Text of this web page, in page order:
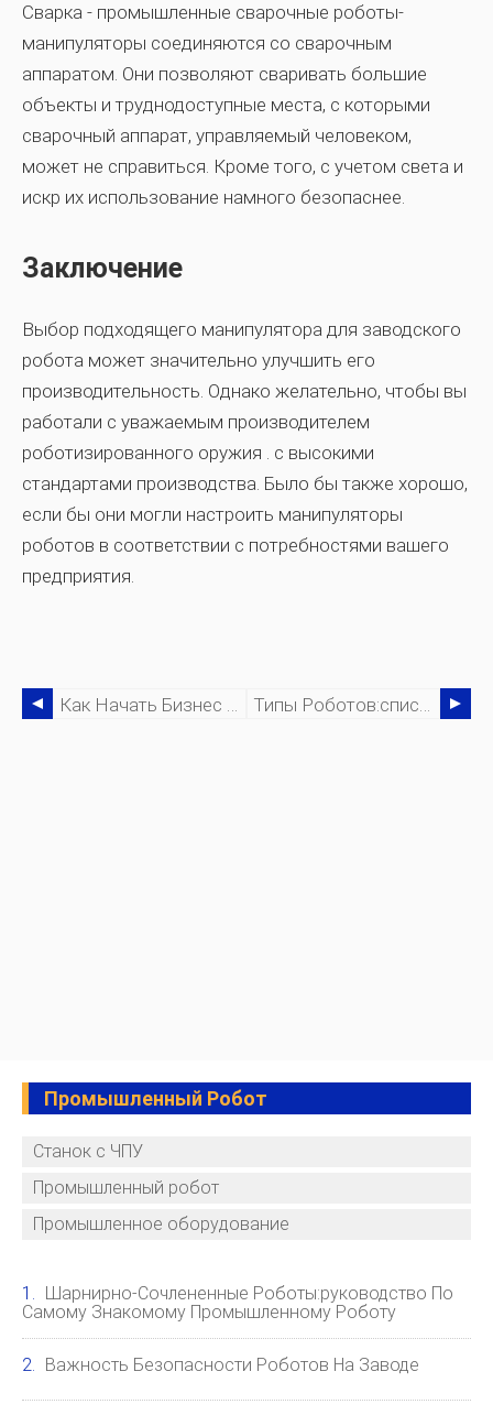
Сварка - промышленные сварочные роботы-
манипуляторы соединяются со сварочным
аппаратом. Они позволяют сваривать большие
объекты и труднодоступные места, с которыми
сварочный аппарат, управляемый человеком,
может не справиться. Кроме того, с учетом света и
искр их использование намного безопаснее.
Заключение
Выбор подходящего манипулятора для заводского
робота может значительно улучшить его
производительность. Однако желательно, чтобы вы
работали с уважаемым производителем
роботизированного оружия . с высокими
стандартами производства. Было бы также хорошо,
если бы они могли настроить манипуляторы
роботов в соответствии с потребностями вашего
предприятия.
Как Начать Бизнес В Области Промышленной Автоматизации Типы Роботов:список, Который Производители Не Могут Пропустить
Промышленный Робот
Станок с ЧПУ
Промышленный робот
Промышленное оборудование
Шарнирно-Сочлененные Роботы:руководство По
Самому Знакомому Промышленному Роботу
Важность Безопасности Роботов На Заводе